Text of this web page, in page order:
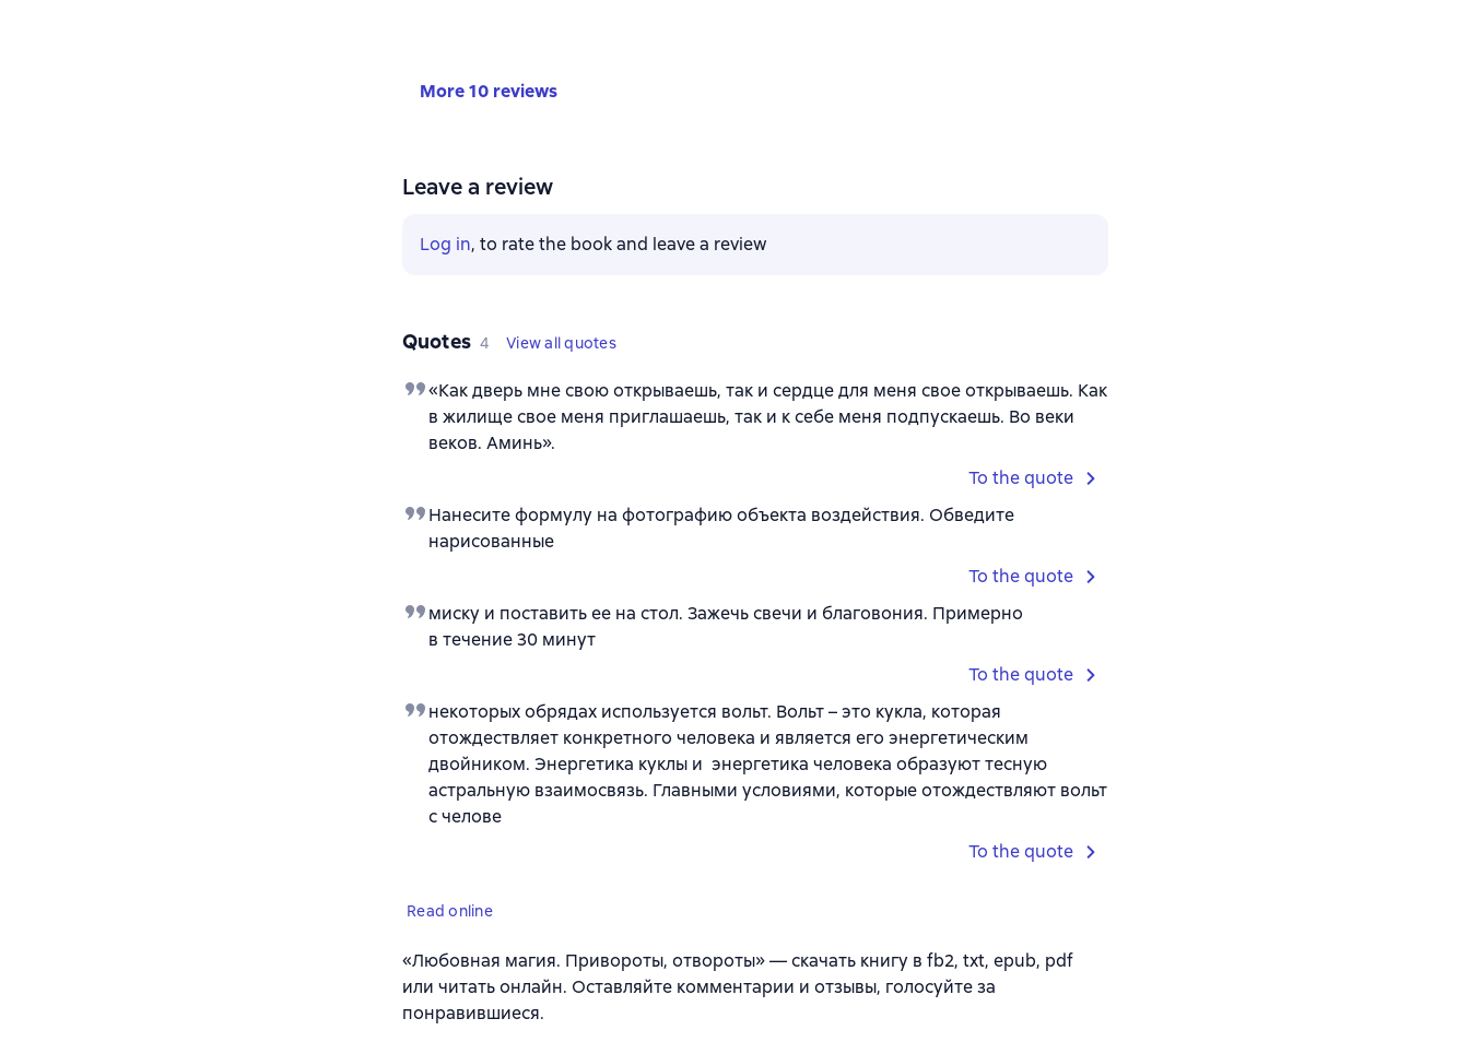
More 10 reviews
Leave a review
Log in, to rate the book and leave a review
Quotes 4 View all quotes
«Как дверь мне свою открываешь, так и сердце для меня свое открываешь. Как
в жилище свое меня приглашаешь, так и к себе меня подпускаешь. Во веки
веков. Аминь».
To the quote
Нанесите формулу на фотографию объекта воздействия. Обведите
нарисованные
To the quote
миску и поставить ее на стол. Зажечь свечи и благовония. Примерно
в течение 30 минут
To the quote
некоторых обрядах используется вольт. Вольт – это кукла, которая
отождествляет конкретного человека и является его энергетическим
двойником. Энергетика куклы и энергетика человека образуют тесную
астральную взаимосвязь. Главными условиями, которые отождествляют вольт
с челове
To the quote
Read online
«Любовная магия. Привороты, отвороты» — скачать книгу в fb2, txt, epub, pdf
или читать онлайн. Оставляйте комментарии и отзывы, голосуйте за
понравившиеся.